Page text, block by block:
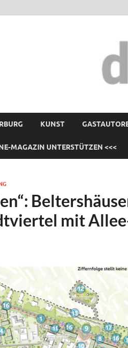
KUNST
MAGAZIN UNTERSTÜTZEN <<<
mit